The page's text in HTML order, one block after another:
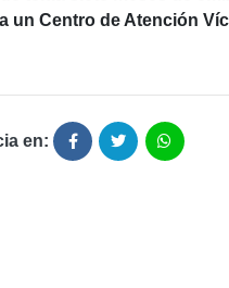
un Centro de Atención
en: